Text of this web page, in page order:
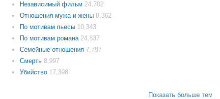
Независимый фильм 24,702
Отношения мужа и жены 8,362
По мотивам пьесы 10,343
По мотивам романа 24,837
Семейные отношения 7,797
Смерть 8,997
Убийство 17,398
Показать больше тем